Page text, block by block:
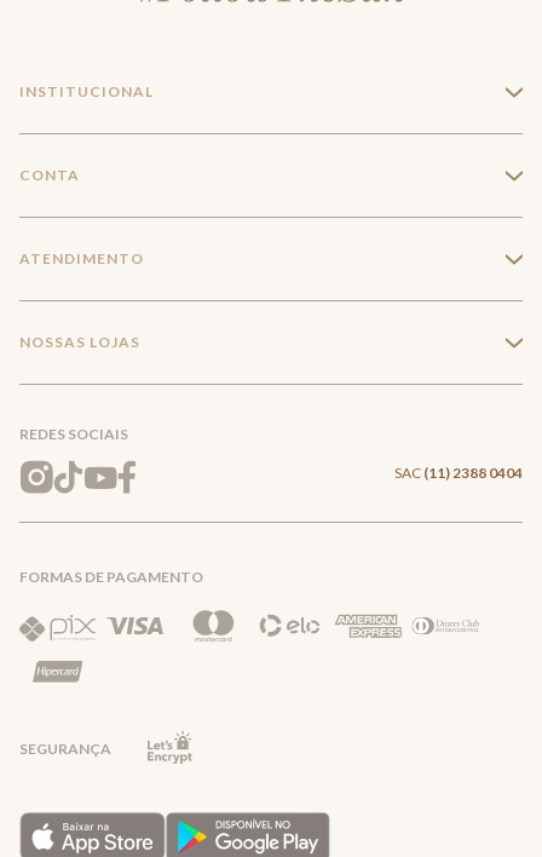
INSTITUCIONAL +
Trabalhe conosco
Mapa do Site
CONTA +
Meus pedidos
Wishlist
ATENDIMENTO +
Entrega e Frete
Trocas e Devoluções
Política de Privacidade
NOSSAS LOJAS +
REDES SOCIAIS
SAC (11) 2388 0404
FORMAS DE PAGAMENTO
SEGURANÇA